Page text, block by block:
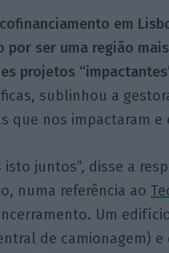
em
por ser uma região
projetos
sublinhou a
que nos impactaram e
isto juntos”, disse a
numa referência ao
Um
de camionagem)